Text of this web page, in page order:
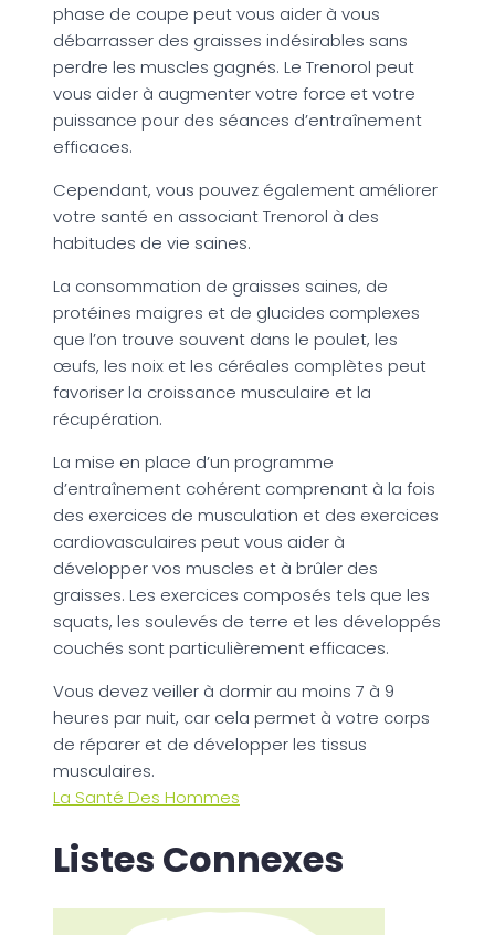
phase de coupe peut vous aider à vous
débarrasser des graisses indésirables sans
perdre les muscles gagnés. Le Trenorol peut
vous aider à augmenter votre force et votre
puissance pour des séances d’entraînement
efficaces.
Cependant, vous pouvez également améliorer
votre santé en associant Trenorol à des
habitudes de vie saines.
La consommation de graisses saines, de
protéines maigres et de glucides complexes
que l’on trouve souvent dans le poulet, les
œufs, les noix et les céréales complètes peut
favoriser la croissance musculaire et la
récupération.
La mise en place d’un programme
d’entraînement cohérent comprenant à la fois
des exercices de musculation et des exercices
cardiovasculaires peut vous aider à
développer vos muscles et à brûler des
graisses. Les exercices composés tels que les
squats, les soulevés de terre et les développés
couchés sont particulièrement efficaces.
Vous devez veiller à dormir au moins 7 à 9
heures par nuit, car cela permet à votre corps
de réparer et de développer les tissus
musculaires.
La Santé Des Hommes
Listes Connexes